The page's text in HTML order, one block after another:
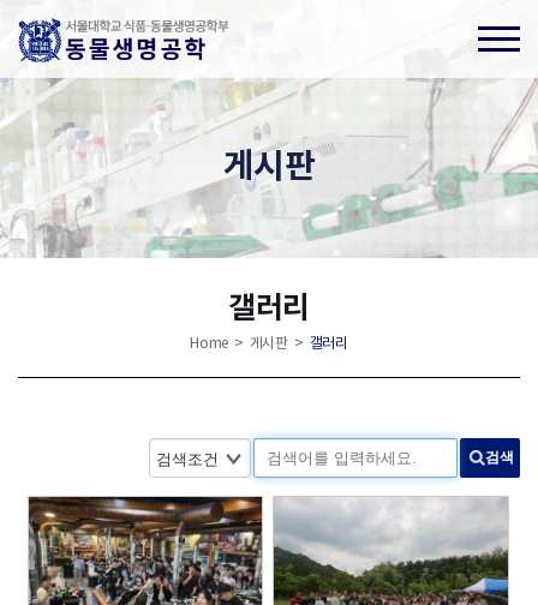
게시판
갤러리
Home > 게시판 > 갤러리
검색